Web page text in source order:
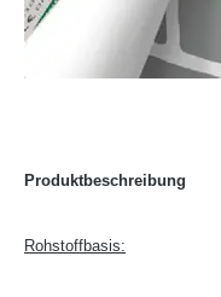
Produktbeschreibung
Rohstoffbasis: